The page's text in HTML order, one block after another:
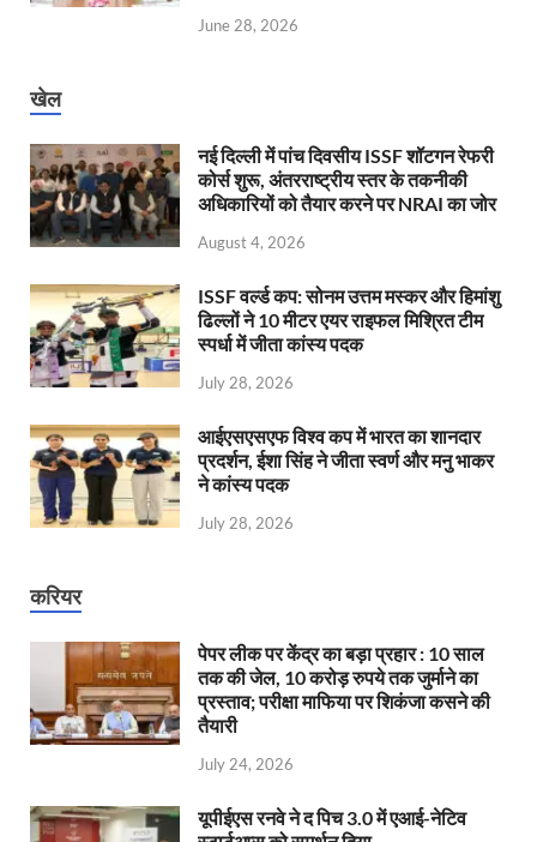
June 28, 2026
खेल
नई दिल्ली में पांच दिवसीय ISSF शॉटगन रेफरी
कोर्स शुरू, अंतरराष्ट्रीय स्तर के तकनीकी
अधिकारियों को तैयार करने पर NRAI का जोर
August 4, 2026
ISSF वर्ल्ड कप: सोनम उत्तम मस्कर और हिमांशु
ढिल्लों ने 10 मीटर एयर राइफल मिश्रित टीम
स्पर्धा में जीता कांस्य पदक
July 28, 2026
आईएसएसएफ विश्व कप में भारत का शानदार
प्रदर्शन, ईशा सिंह ने जीता स्वर्ण और मनु भाकर
ने कांस्य पदक
July 28, 2026
करियर
पेपर लीक पर केंद्र का बड़ा प्रहार : 10 साल
तक की जेल, 10 करोड़ रुपये तक जुर्माने का
प्रस्ताव; परीक्षा माफिया पर शिकंजा कसने की
तैयारी
July 24, 2026
यूपीईएस रनवे ने द पिच 3.0 में एआई-नेटिव